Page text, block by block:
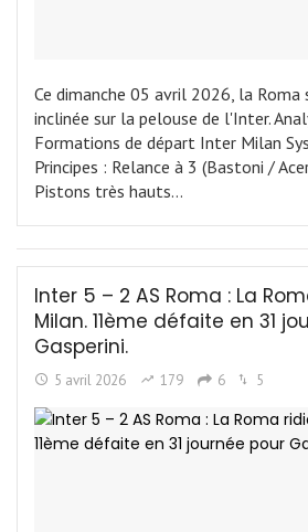
Ce dimanche 05 avril 2026, la
inclinée sur la pelouse de l'Inter.
Formations de départ Inter Milan
Principes : Relance à 3 (Bastoni /
Pistons très hauts…
Inter 5 – 2 AS Roma : La
Milan. 11ème défaite en 31
Gasperini.
5 avril 2026 179 6 5